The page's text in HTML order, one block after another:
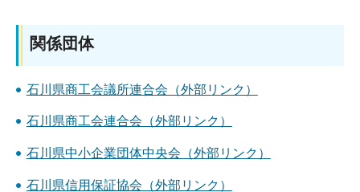
関係団体
石川県商工会議所連合会（外部リンク）
石川県商工会連合会（外部リンク）
石川県中小企業団体中央会（外部リンク）
石川県信用保証協会（外部リンク）